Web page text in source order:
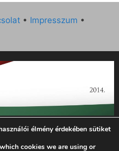
• Impresszum •
2014. évi működésének
14-P-0121 sz. támogatási
Ft összegben támogatta az
élmény érdekében sütiket
cookies we are using or